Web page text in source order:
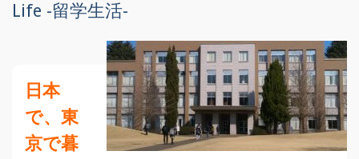
Life -留学生活-
日本
で、東
京で暮